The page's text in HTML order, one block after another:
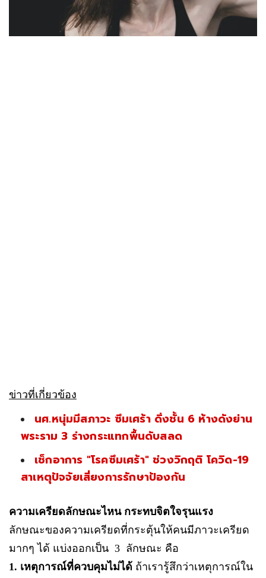
ข่าวที่เกี่ยวข้อง
นศ.หนุ่มมีสภาวะ ซึมเศร้า ดิ่งชั้น 6 ห้างดังย่าน
พระราม 3 ร่างกระแทกพื้นดับสลด
เช็กอาการ "โรคซึมเศร้า" ช่วงวิกฤติ โควิด-19
สาเหตุปัจจัยเสี่ยงการรักษาป้องกัน
ความเครียดลักษณะไหน กระทบจิตใจรุนแรง
ลักษณะของความเครียดที่กระตุ้นให้คนมีภาวะเครียด
มากๆ ได้ แบ่งออกเป็น 3 ลักษณะ คือ
1. เหตุการณ์ที่ควบคุมไม่ได้ ถ้าเรารู้สึกว่าเหตุการณ์ใน